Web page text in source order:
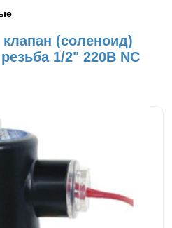
(соленоид)
1/2" 220В NC